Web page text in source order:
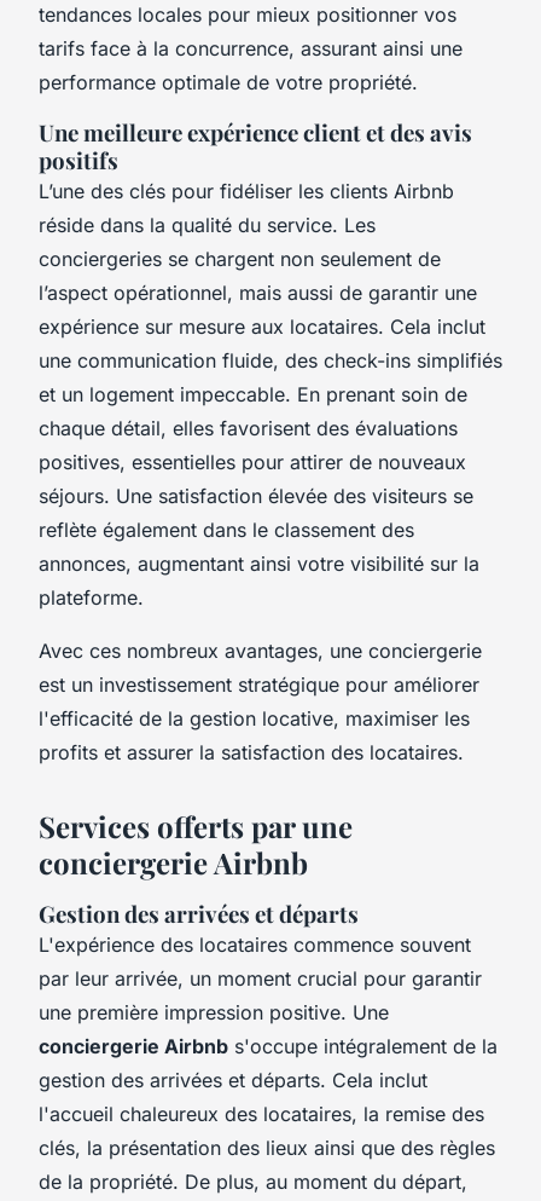
tendances locales pour mieux positionner vos
tarifs face à la concurrence, assurant ainsi une
performance optimale de votre propriété.
Une meilleure expérience client et des avis
positifs
L’une des clés pour fidéliser les clients Airbnb
réside dans la qualité du service. Les
conciergeries se chargent non seulement de
l’aspect opérationnel, mais aussi de garantir une
expérience sur mesure aux locataires. Cela inclut
une communication fluide, des check-ins simplifiés
et un logement impeccable. En prenant soin de
chaque détail, elles favorisent des évaluations
positives, essentielles pour attirer de nouveaux
séjours. Une satisfaction élevée des visiteurs se
reflète également dans le classement des
annonces, augmentant ainsi votre visibilité sur la
plateforme.
Avec ces nombreux avantages, une conciergerie
est un investissement stratégique pour améliorer
l'efficacité de la gestion locative, maximiser les
profits et assurer la satisfaction des locataires.
Services offerts par une
conciergerie Airbnb
Gestion des arrivées et départs
L'expérience des locataires commence souvent
par leur arrivée, un moment crucial pour garantir
une première impression positive. Une
conciergerie Airbnb s'occupe intégralement de la
gestion des arrivées et départs. Cela inclut
l'accueil chaleureux des locataires, la remise des
clés, la présentation des lieux ainsi que des règles
de la propriété. De plus, au moment du départ,